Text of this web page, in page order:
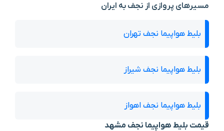
مسیرهای پروازی از نجف به ایران
بلیط هواپیما نجف تهران
بلیط هواپیما نجف شیراز
بلیط هواپیما نجف اهواز
قیمت بلیط هواپیما نجف مشهد